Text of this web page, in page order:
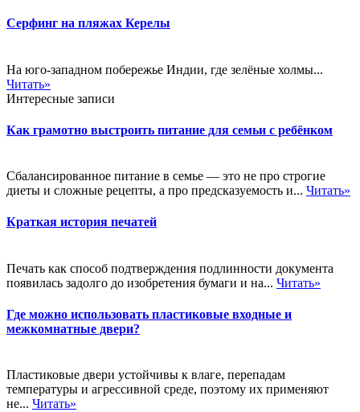
Серфинг на пляжах Керелы
На юго-западном побережье Индии, где зелёные холмы...
Читать»
Интересные записи
Как грамотно выстроить питание для семьи с ребёнком
Сбалансированное питание в семье — это не про строгие
диеты и сложные рецепты, а про предсказуемость и... Читать»
Краткая история печатей
Печать как способ подтверждения подлинности документа
появилась задолго до изобретения бумаги и на... Читать»
Где можно использовать пластиковые входные и
межкомнатные двери?
Пластиковые двери устойчивы к влаге, перепадам
температуры и агрессивной среде, поэтому их применяют
не... Читать»